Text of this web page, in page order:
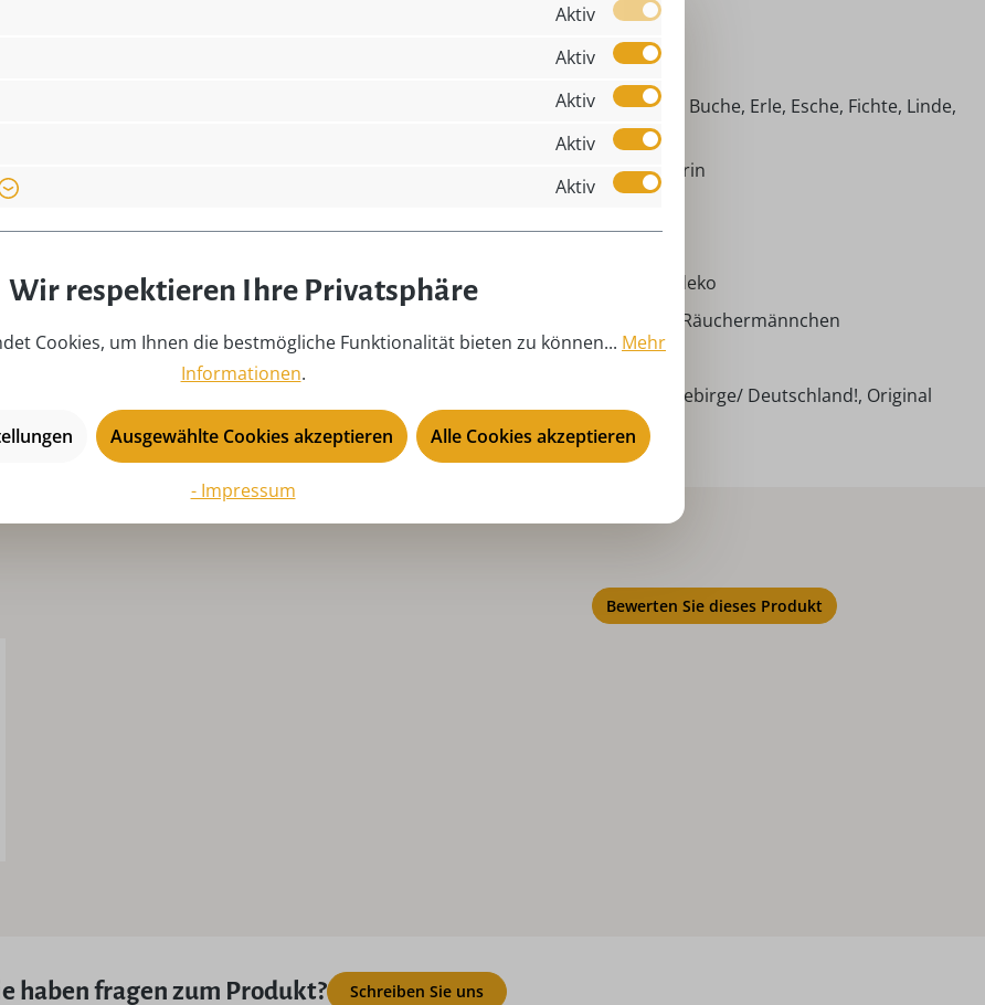
Richard Glässer GmbH,
1 Räuchermännchen
Heimische Hölzer (Ahorn, Buche, Erle, Esche, Fichte, Linde,
Räuchermännchen Lehrerin
Saison:
Adventszeit, Weihnachtsdeko
Berufe, Richard Glässer - Räuchermännchen
Tiefe:
Handarbeit aus dem Erzgebirge/ Deutschland!, Original
Bewerten Sie dieses Produkt
haben fragen zum Produkt? Schreiben Sie uns
Aktiv
Aktiv
Aktiv
Aktiv
Aktiv
Wir respektieren Ihre Privatsphäre
Cookies, um Ihnen die bestmögliche Funktionalität bieten zu können... Mehr
Informationen.
Ausgewählte Cookies akzeptieren Alle Cookies akzeptieren
- Impressum